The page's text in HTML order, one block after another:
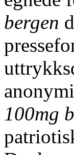
bergen
100mg